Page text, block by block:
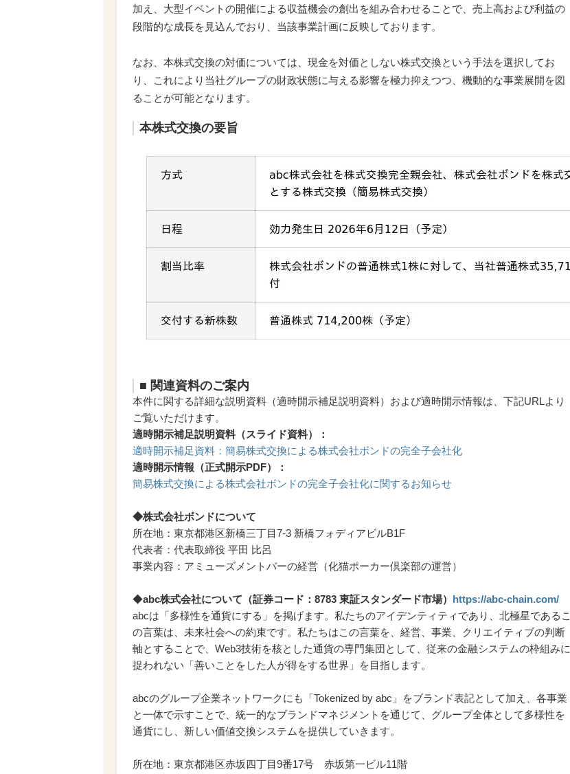
加え、大型イベントの開催による収益機会の創出を組み合わせることで、売上高および利益の
段階的な成長を見込んでおり、当該事業計画に反映しております。
なお、本株式交換の対価については、現金を対価としない株式交換という手法を選択してお
り、これにより当社グループの財政状態に与える影響を極力抑えつつ、機動的な事業展開を図
ることが可能となります。
本株式交換の要旨
■ 関連資料のご案内
本件に関する詳細な説明資料（適時開示補足説明資料）および適時開示情報は、下記URLより
ご覧いただけます。
適時開示補足説明資料（スライド資料）：
適時開示補足資料：簡易株式交換による株式会社ボンドの完全子会社化
適時開示情報（正式開示PDF）：
簡易株式交換による株式会社ボンドの完全子会社化に関するお知らせ
◆株式会社ボンドについて
所在地：東京都港区新橋三丁目7-3 新橋フォディアビルB1F
代表者：代表取締役 平田 比呂
事業内容：アミューズメントバーの経営（化猫ポーカー倶楽部の運営）
◆abc株式会社について（証券コード：8783 東証スタンダード市場） https://abc-chain.com/
abcは「多様性を通貨にする」を掲げます。私たちのアイデンティティであり、北極星であるこ
の言葉は、未来社会への約束です。私たちはこの言葉を、経営、事業、クリエイティブの判断
軸とすることで、Web3技術を核とした通貨の専門集団として、従来の金融システムの枠組みに
捉われない「善いことをした人が得をする世界」を目指します。
abcのグループ企業ネットワークにも「Tokenized by abc」をブランド表記として加え、各事業
と一体で示すことで、統一的なブランドマネジメントを通じて、グループ全体として多様性を
通貨にし、新しい価値交換システムを提供していきます。
所在地：東京都港区赤坂四丁目9番17号 赤坂第一ビル11階